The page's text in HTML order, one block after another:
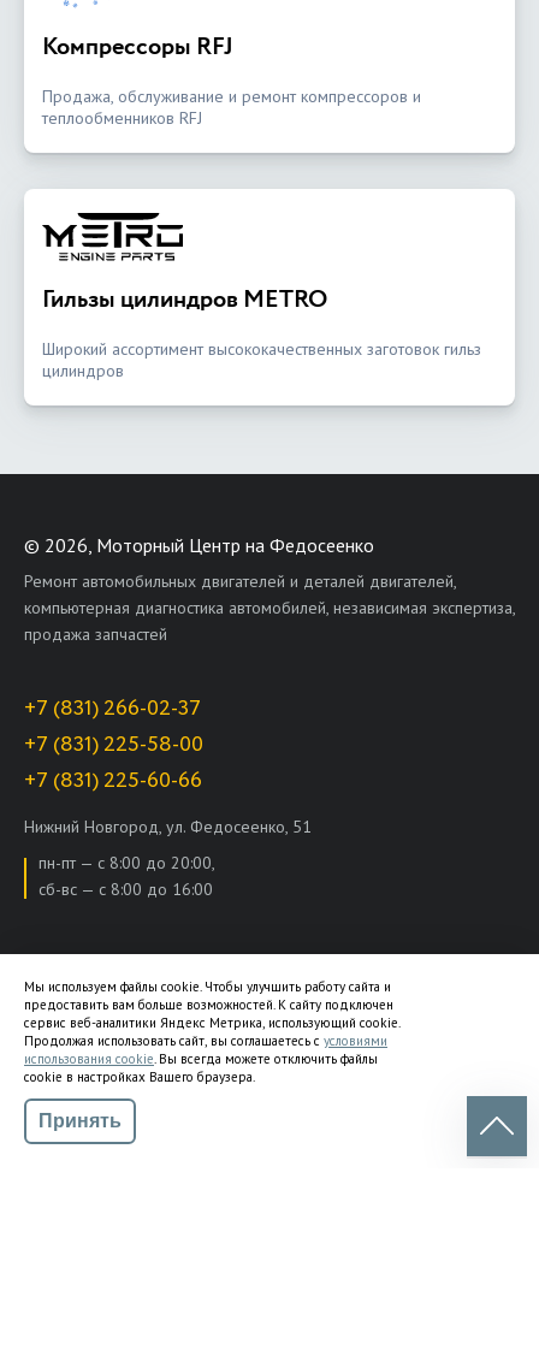
Компрессоры RFJ
Продажа, обслуживание и ремонт компрессоров и
теплообменников RFJ
Гильзы цилиндров METRO
Широкий ассортимент высококачественных заготовок гильз
цилиндров
© 2026, Моторный Центр на Федосеенко
Ремонт автомобильных двигателей и деталей двигателей,
компьютерная диагностика автомобилей, независимая экспертиза,
продажа запчастей
+7 (831) 266-02-37
+7 (831) 225-58-00
+7 (831) 225-60-66
Нижний Новгород, ул. Федосеенко, 51
пн-пт — с 8:00 до 20:00,
сб-вс — с 8:00 до 16:00
ДИСКОНТНАЯ СИСТЕМА
ВОПРОСЫ / ОТВЕТЫ
ОТЗЫВЫ
СТАТЬИ ПО РЕМОНТУ
Мы используем файлы cookie. Чтобы улучшить работу сайта и
предоставить вам больше возможностей. К сайту подключен
сервис веб-аналитики Яндекс Метрика, использующий cookie.
Продолжая использовать сайт, вы соглашаетесь с условиями
использования cookie. Вы всегда можете отключить файлы
cookie в настройках Вашего браузера.
Принять